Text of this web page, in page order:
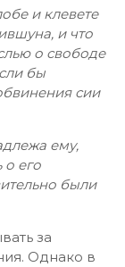
и клевете
и что
о свободе
бы
сии
ему,
о его
были
за
Однако в